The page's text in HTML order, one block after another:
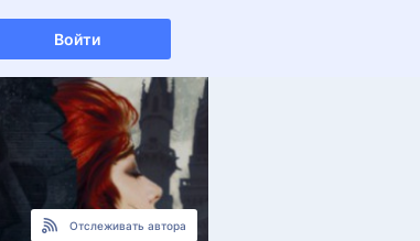
Войти
Отслеживать автора